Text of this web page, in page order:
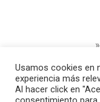
Usamos cookies en
experiencia más
Al hacer click en